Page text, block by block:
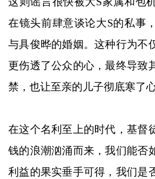
在镜头前肆意谈论大S的私事
与具俊晔的婚姻。这种行为不
更伤透了公众的心，最终导致
禁 ，也让至亲的儿子彻底寒了心
在这个名利至上的时代，基督
钱的浪潮汹涌而来，我们能否
利益的果实垂手可得，我们是